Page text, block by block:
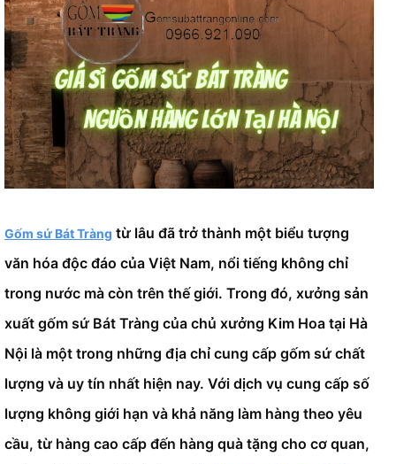
Gốm sứ Bát Tràng từ lâu đã trở thành một biểu tượng
văn hóa độc đáo của Việt Nam, nổi tiếng không chỉ
trong nước mà còn trên thế giới. Trong đó, xưởng sản
xuất gốm sứ Bát Tràng của chủ xưởng Kim Hoa tại Hà
Nội là một trong những địa chỉ cung cấp gốm sứ chất
lượng và uy tín nhất hiện nay. Với dịch vụ cung cấp số
lượng không giới hạn và khả năng làm hàng theo yêu
cầu, từ hàng cao cấp đến hàng quà tặng cho cơ quan,